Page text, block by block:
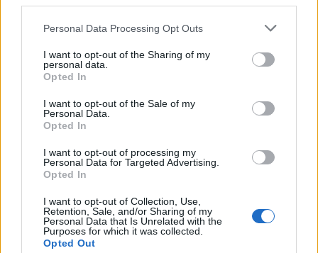
Personal Data Processing Opt Outs
I want to opt-out of the Sharing of my
personal data.
Opted In
I want to opt-out of the Sale of my
Personal Data.
Opted In
I want to opt-out of processing my
Personal Data for Targeted Advertising.
Opted In
I want to opt-out of Collection, Use,
Retention, Sale, and/or Sharing of my
Personal Data that Is Unrelated with the
Purposes for which it was collected.
Opted Out
In evidenza